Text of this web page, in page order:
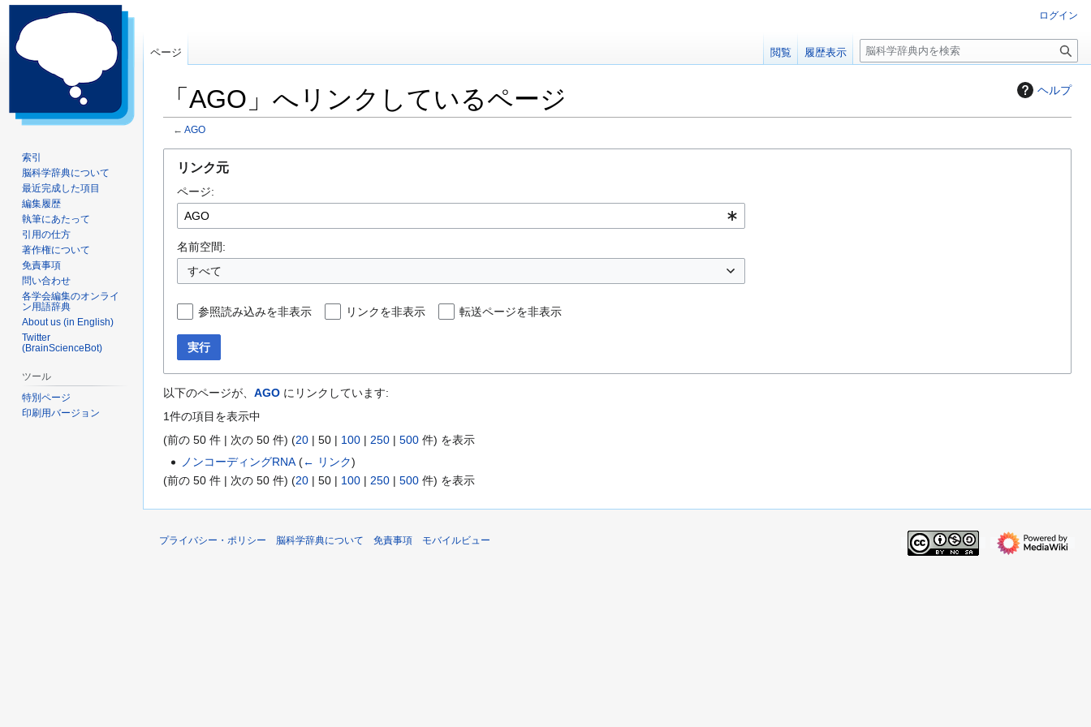
ヘルプ
「AGO」へリンクしているページ
← AGO
リンク元
ページ:
名前空間:
すべて
参照読み込みを非表示 リンクを非表示 転送ページを非表示
実行
以下のページが、 AGO にリンクしています:
1件の項目を表示中
(前の 50 件 | 次の 50 件) (20 | 50 | 100 | 250 | 500 件) を表示
ノンコーディングRNA (← リンク)
(前の 50 件 | 次の 50 件) (20 | 50 | 100 | 250 | 500 件) を表示
ログイン
ページ 閲覧 履歴表示
検
索
索引
脳科学辞典について
最近完成した項目
編集履歴
執筆にあたって
引用の仕方
著作権について
免責事項
問い合わせ
各学会編集のオンライ
ン用語辞典
About us (in English)
Twitter
(BrainScienceBot)
ツール
特別ページ
印刷用バージョン
プライバシー・ポリシー 脳科学辞典について 免責事項 モバイルビュー